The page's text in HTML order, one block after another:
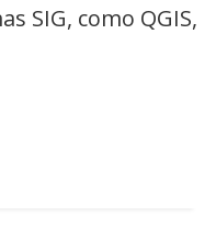
SIG, como QGIS,